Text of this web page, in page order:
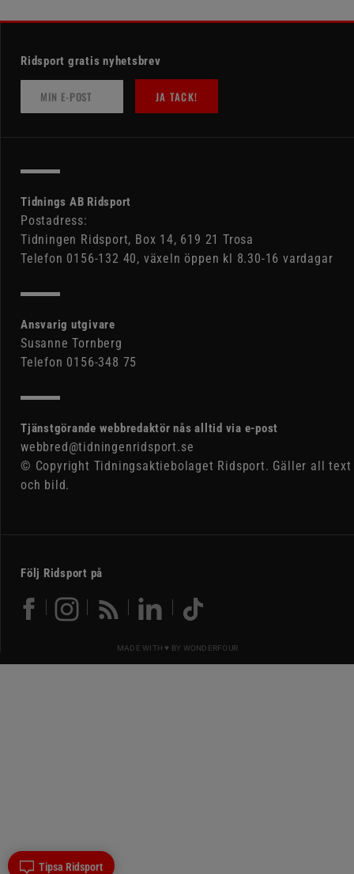
Tipsa Ridsport
Ridsport gratis nyhetsbrev
JA TACK!
Tidnings AB Ridsport
Postadress:
Tidningen Ridsport, Box 14, 619 21 Trosa
Telefon 0156-132 40, växeln öppen kl 8.30-16 vardagar
Ansvarig utgivare
Susanne Tornberg
Telefon 0156-348 75
Tjänstgörande webbredaktör nås alltid via e-post
webbred@tidningenridsport.se
© Copyright Tidningsaktiebolaget Ridsport. Gäller all text
och bild.
Följ Ridsport på
MADE WITH ♥ BY WONDERFOUR